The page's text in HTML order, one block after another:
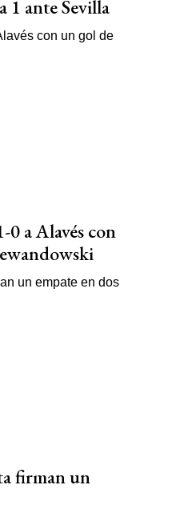
1 ante Sevilla
a Alavés con
firman un